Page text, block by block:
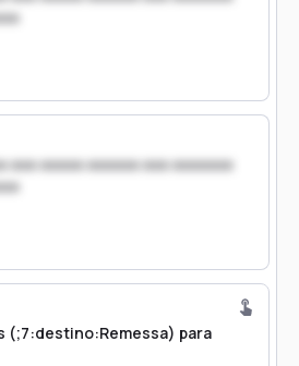
xxx xxxxx xxxxxx xxx xxxxxxx
(;7:destino:Remessa) para